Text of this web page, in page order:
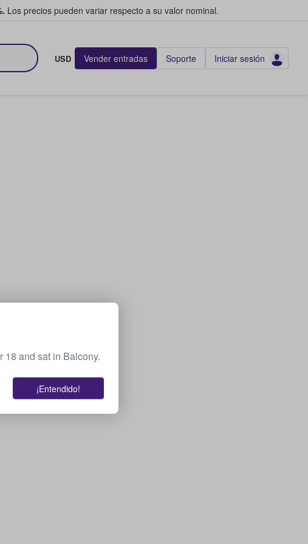
Los precios pueden variar respecto a su valor nominal.
USD Vender entradas Soporte Iniciar sesión
18 and sat in Balcony.
¡Entendido!